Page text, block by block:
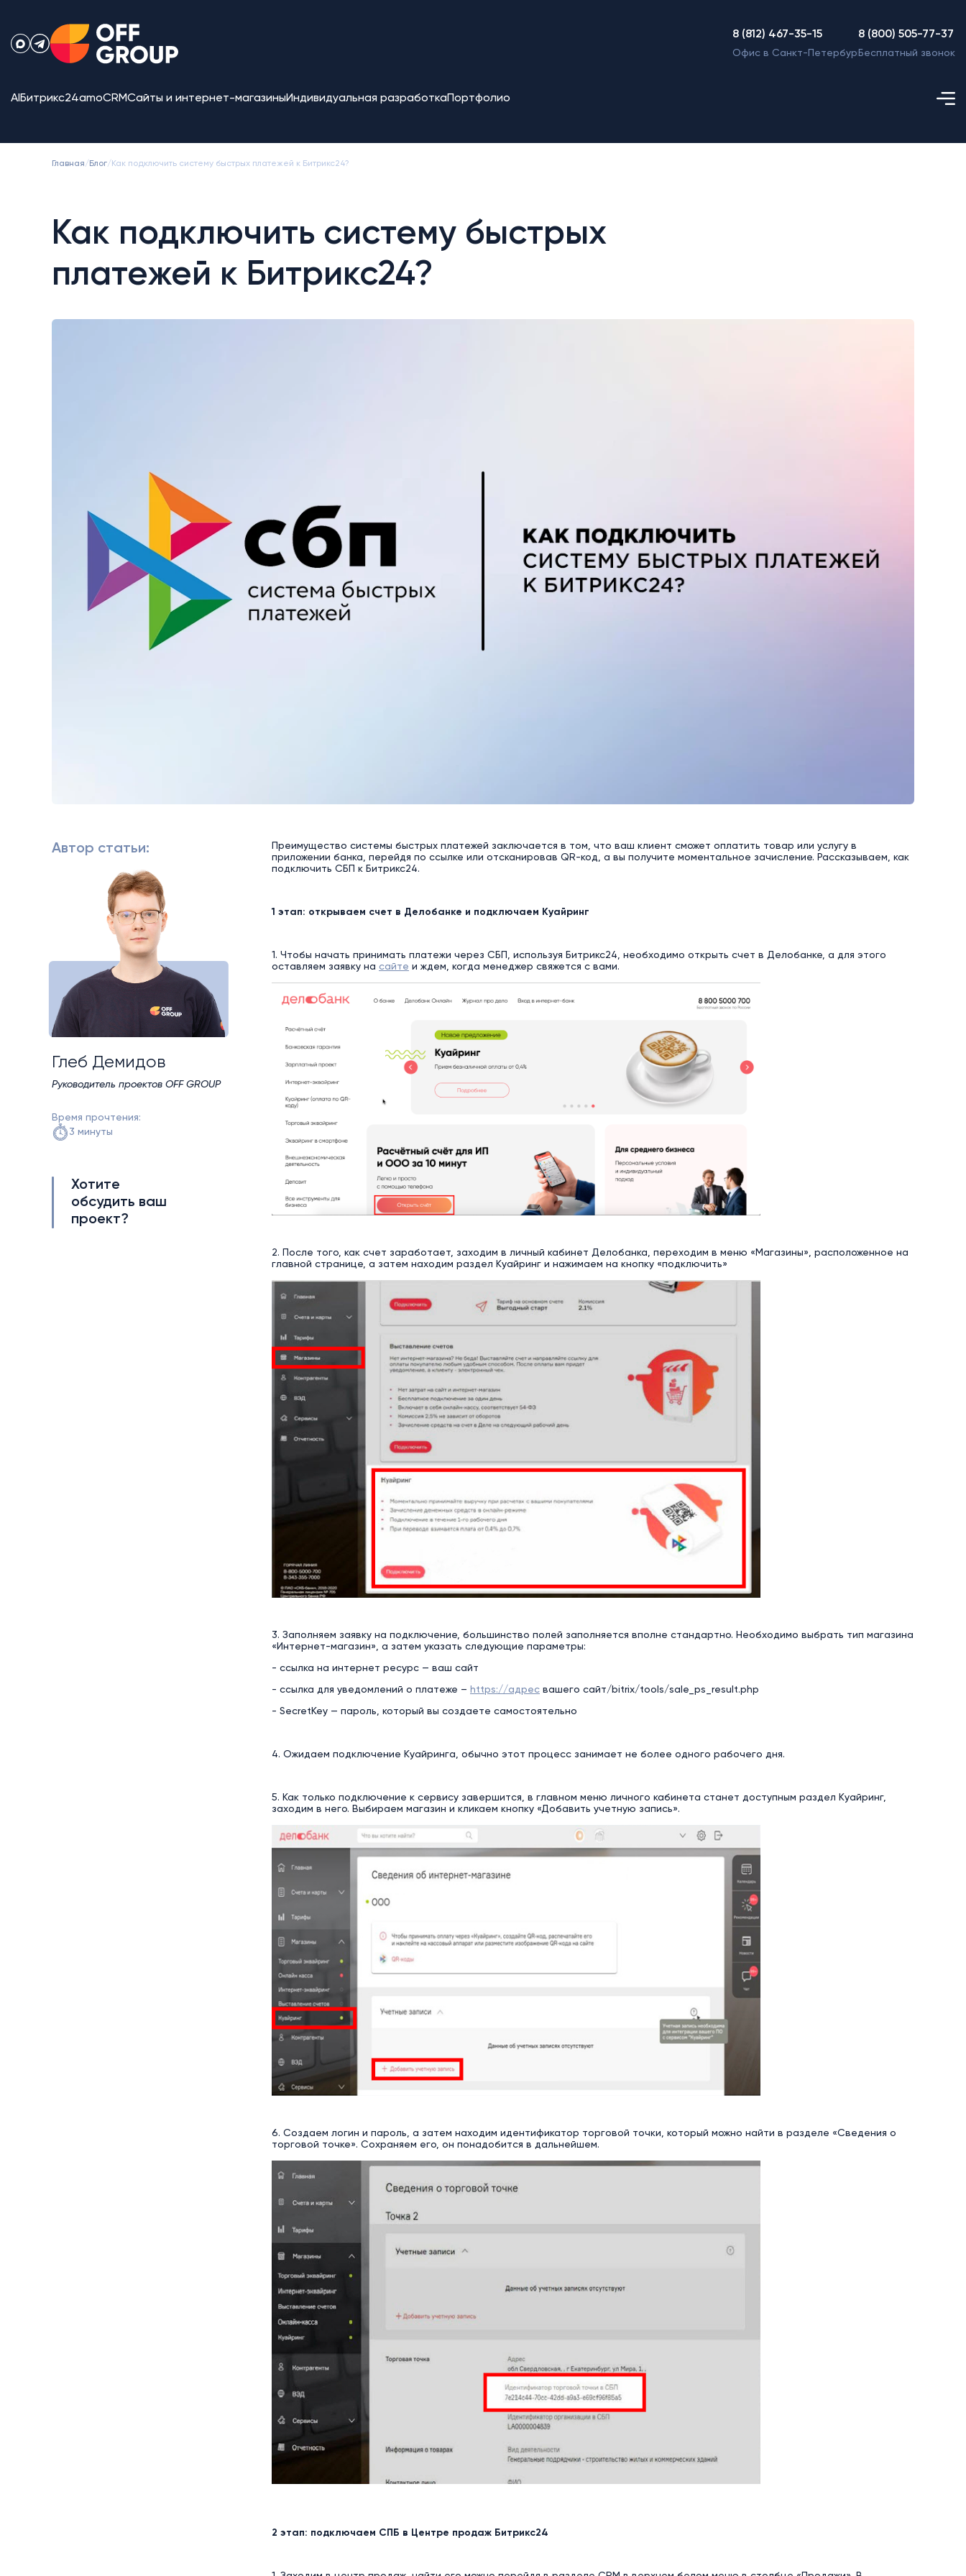
8 (812) 467-35-15
Офис в Санкт-Петербурге
8 (800) 505-77-37
Бесплатный звонок
AI Битрикс24amoCRMСайты и интернет-магазиныИндивидуальная разработкаПортфолио
Главная/ Блог/ Как подключить систему быстрых платежей к Битрикс24?
Как подключить систему быстрых
платежей к Битрикс24?
Автор статьи:
Глеб Демидов
Руководитель проектов OFF GROUP
Время прочтения:
3 минуты
Хотите
обсудить ваш
проект?
Преимущество системы быстрых платежей заключается в том, что ваш клиент сможет оплатить товар или услугу в
приложении банка, перейдя по ссылке или отсканировав QR-код, а вы получите моментальное зачисление. Рассказываем, как
подключить СБП к Битрикс24.
1 этап: открываем счет в Делобанке и подключаем Куайринг
1. Чтобы начать принимать платежи через СБП, используя Битрикс24, необходимо открыть счет в Делобанке, а для этого
оставляем заявку на сайте и ждем, когда менеджер свяжется с вами.
2. После того, как счет заработает, заходим в личный кабинет Делобанка, переходим в меню «Магазины», расположенное на
главной странице, а затем находим раздел Куайринг и нажимаем на кнопку «подключить»
3. Заполняем заявку на подключение, большинство полей заполняется вполне стандартно. Необходимо выбрать тип магазина
«Интернет-магазин», а затем указать следующие параметры:
- ссылка на интернет ресурс — ваш сайт
- ссылка для уведомлений о платеже – https://адрес вашего сайт/bitrix/tools/sale_ps_result.php
- SecretKey — пароль, который вы создаете самостоятельно
4. Ожидаем подключение Куайринга, обычно этот процесс занимает не более одного рабочего дня.
5. Как только подключение к сервису завершится, в главном меню личного кабинета станет доступным раздел Куайринг,
заходим в него. Выбираем магазин и кликаем кнопку «Добавить учетную запись».
6. Создаем логин и пароль, а затем находим идентификатор торговой точки, который можно найти в разделе «Сведения о
торговой точке». Сохраняем его, он понадобится в дальнейшем.
2 этап: подключаем СПБ в Центре продаж Битрикс24